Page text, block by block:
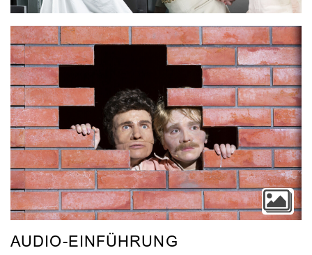
AUDIO-EINFÜHRUNG